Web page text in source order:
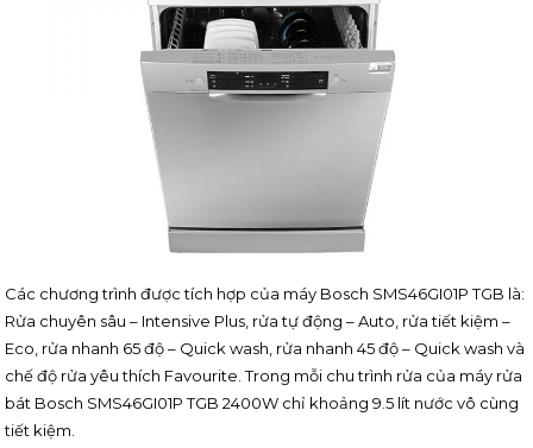
Các chương trình được tích hợp của máy Bosch SMS46GI01P TGB là:
Rửa chuyên sâu – Intensive Plus, rửa tự động – Auto, rửa tiết kiệm –
Eco, rửa nhanh 65 độ – Quick wash, rửa nhanh 45 độ – Quick wash và
chế độ rửa yêu thích Favourite. Trong mỗi chu trình rửa của máy rửa
bát Bosch SMS46GI01P TGB 2400W chỉ khoảng 9.5 lít nước vô cùng
tiết kiệm.